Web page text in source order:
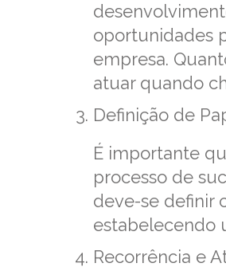
oportunidades
empresa.
atuar quando
Definição de
É importante
processo de
deve-se definir
estabelecendo
Recorrência e